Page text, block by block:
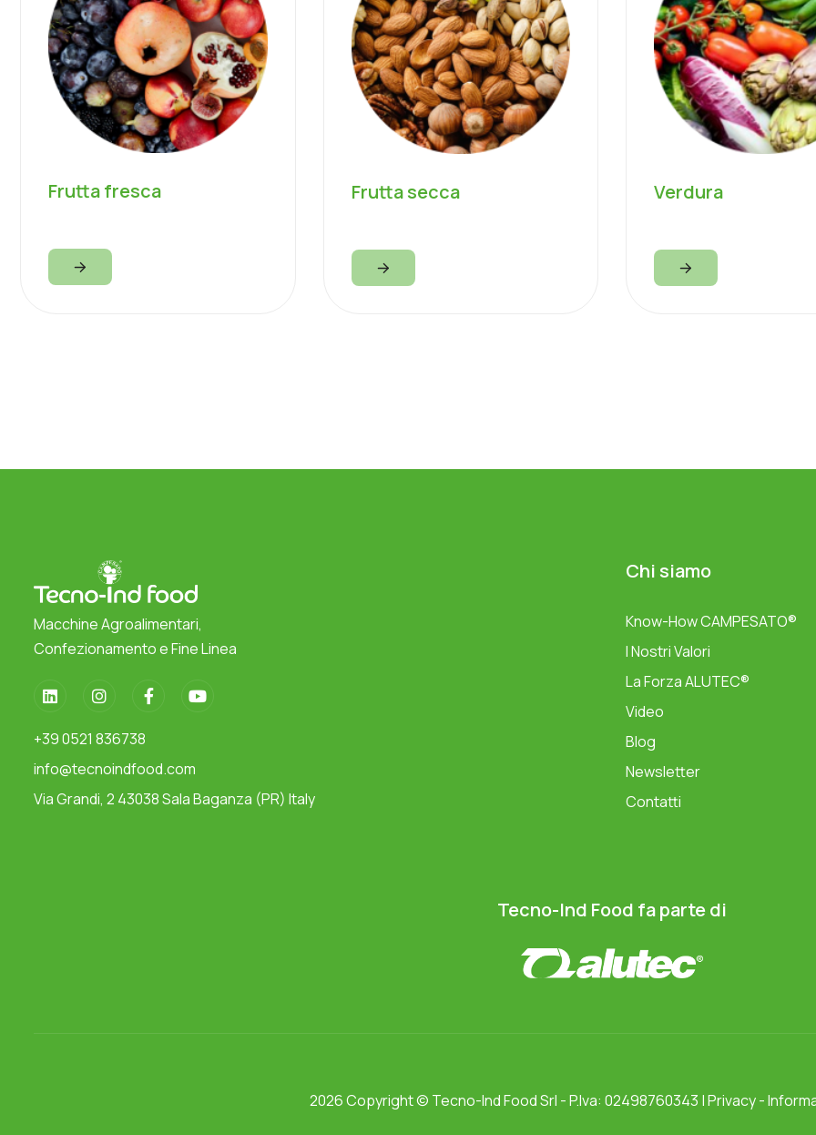
Frutta fresca Frutta secca Verdura
Macchine Agroalimentari,
Confezionamento e Fine Linea
+39 0521 836738
info@tecnoindfood.com
Via Grandi, 2 43038 Sala Baganza (PR) Italy
Chi siamo
Know-How CAMPESATO®
I Nostri Valori
La Forza ALUTEC®
Video
Blog
Newsletter
Contatti
Tecno-Ind Food fa parte di
2026 Copyright © Tecno-Ind Food Srl - P.Iva: 02498760343 |Privacy-